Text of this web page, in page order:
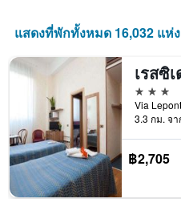
แสดงที่พักทั้งหมด 16,032 แห่ง
3 ดาว
3.3 กม. จา
฿2,705